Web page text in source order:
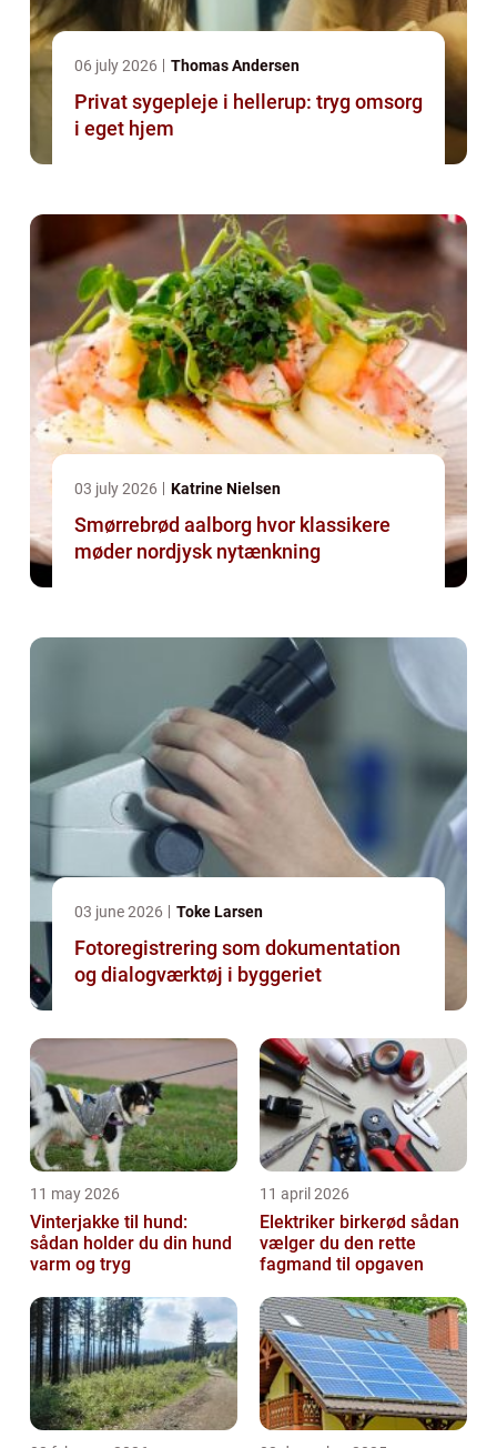
06 july 2026 Thomas Andersen
Privat sygepleje i hellerup: tryg omsorg
i eget hjem
03 july 2026 Katrine Nielsen
Smørrebrød aalborg hvor klassikere
møder nordjysk nytænkning
03 june 2026 Toke Larsen
Fotoregistrering som dokumentation
og dialogværktøj i byggeriet
11 may 2026
Vinterjakke til hund:
sådan holder du din hund
varm og tryg
11 april 2026
Elektriker birkerød sådan
vælger du den rette
fagmand til opgaven